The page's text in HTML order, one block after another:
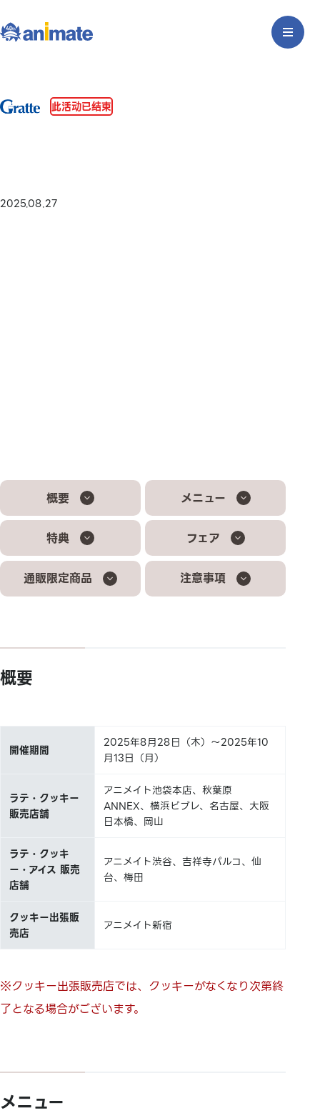
此活动已结束
2025.08.27
概要 メニュー
特典 フェア
通販限定商品 注意事項
概要
開催期間
2025年8月28日（木）～2025年10
月13日（月）
ラテ・クッキー
販売店舗
アニメイト池袋本店、秋葉原
ANNEX、横浜ビブレ、名古屋、大阪
日本橋、岡山
ラテ・クッキ
ー・アイス 販売
店舗
アニメイト渋谷、吉祥寺パルコ、仙
台、梅田
クッキー出張販
売店
アニメイト新宿
※クッキー出張販売店では、クッキーがなくなり次第終
了となる場合がございます。
メニュー